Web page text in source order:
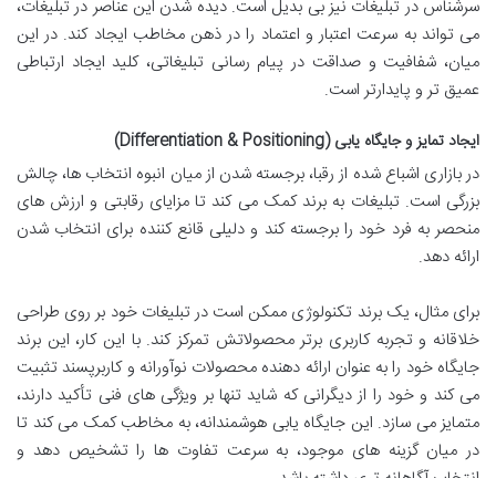
سرشناس در تبلیغات نیز بی بدیل است. دیده شدن این عناصر در تبلیغات،
می تواند به سرعت اعتبار و اعتماد را در ذهن مخاطب ایجاد کند. در این
میان، شفافیت و صداقت در پیام رسانی تبلیغاتی، کلید ایجاد ارتباطی
عمیق تر و پایدارتر است.
ایجاد تمایز و جایگاه یابی (Differentiation & Positioning)
در بازاری اشباع شده از رقبا، برجسته شدن از میان انبوه انتخاب ها، چالش
بزرگی است. تبلیغات به برند کمک می کند تا مزایای رقابتی و ارزش های
منحصر به فرد خود را برجسته کند و دلیلی قانع کننده برای انتخاب شدن
ارائه دهد.
برای مثال، یک برند تکنولوژی ممکن است در تبلیغات خود بر روی طراحی
خلاقانه و تجربه کاربری برتر محصولاتش تمرکز کند. با این کار، این برند
جایگاه خود را به عنوان ارائه دهنده محصولات نوآورانه و کاربرپسند تثبیت
می کند و خود را از دیگرانی که شاید تنها بر ویژگی های فنی تأکید دارند،
متمایز می سازد. این جایگاه یابی هوشمندانه، به مخاطب کمک می کند تا
در میان گزینه های موجود، به سرعت تفاوت ها را تشخیص دهد و